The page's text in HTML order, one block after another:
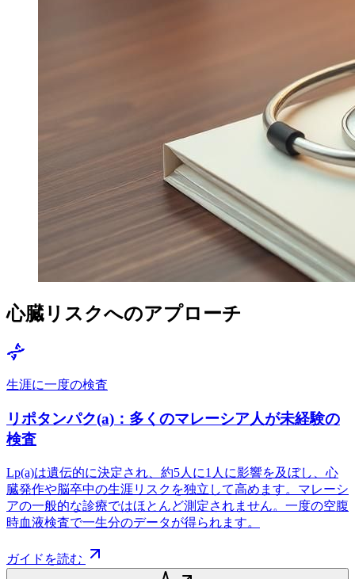
心臓リスクへのアプローチ
生涯に一度の検査
リポタンパク(a)：多くのマレーシア人が未経験の
検査
Lp(a)は遺伝的に決定され、約5人に1人に影響を及ぼし、心
臓発作や脳卒中の生涯リスクを独立して高めます。マレーシ
アの一般的な診療ではほとんど測定されません。一度の空腹
時血液検査で一生分のデータが得られます。
ガイドを読む